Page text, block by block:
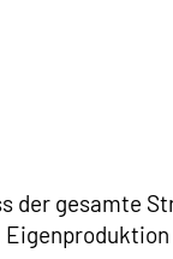
der gesamte